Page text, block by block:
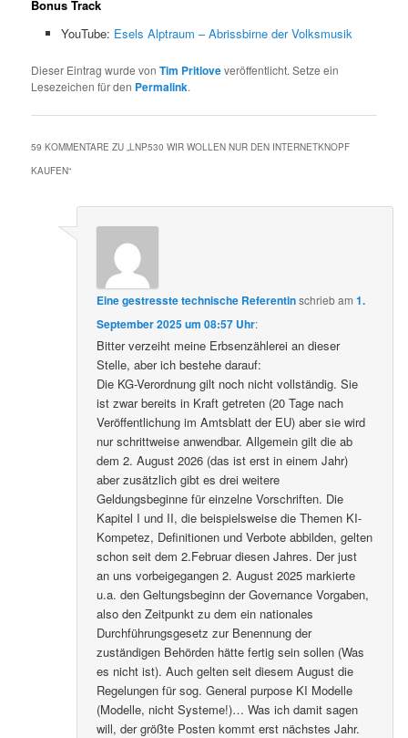
Bonus Track
YouTube: Esels Alptraum – Abrissbirne der Volksmusik
Dieser Eintrag wurde vonTim Pritloveveröffentlicht. Setze ein
Lesezeichen für den Permalink.
59 KOMMENTARE ZU „LNP530 WIR WOLLEN NUR DEN INTERNETKNOPF
KAUFEN“
Eine gestresste technische Referentinschriebam1.
September 2025 um 08:57 Uhr:
Bitter verzeiht meine Erbsenzählerei an dieser
Stelle, aber ich bestehe darauf:
Die KG-Verordnung gilt noch nicht vollständig. Sie
ist zwar bereits in Kraft getreten (20 Tage nach
Veröffentlichung im Amtsblatt der EU) aber sie wird
nur schrittweise anwendbar. Allgemein gilt die ab
dem 2. August 2026 (das ist erst in einem Jahr)
aber zusätzlich gibt es drei weitere
Geldungsbeginne für einzelne Vorschriften. Die
Kapitel I und II, die beispielsweise die Themen KI-
Kompetez, Definitionen und Verbote abbilden, gelten
schon seit dem 2.Februar diesen Jahres. Der just
an uns vorbeigegangen 2. August 2025 markierte
u.a. den Geltungsbeginn der Governance Vorgaben,
also den Zeitpunkt zu dem ein nationales
Durchführungsgesetz zur Benennung der
zuständigen Behörden hätte fertig sein sollen (Was
es nicht ist). Auch gelten seit diesem August die
Regelungen für sog. General purpose KI Modelle
(Modelle, nicht Systeme!)… Was ich damit sagen
will, der größte Posten kommt erst nächstes Jahr.